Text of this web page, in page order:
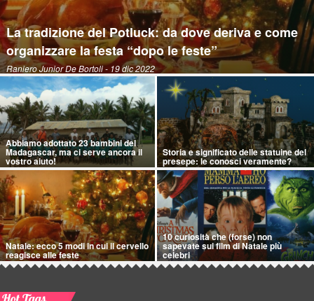
La tradizione del Potluck: da dove deriva e come
organizzare la festa “dopo le feste”
Raniero Junior De Bortoli- 19 dic 2022
Abbiamo adottato 23 bambini del
Madagascar, ma ci serve ancora il
vostro aiuto!
Storia e significato delle statuine del
presepe: le conosci veramente?
Natale: ecco 5 modi in cui il cervello
reagisce alle feste
10 curiosità che (forse) non
sapevate sui film di Natale più
celebri